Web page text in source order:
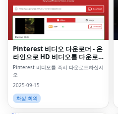
Pinterest 비디오 다운로더 - 온
라인으로 HD 비디오를 다운로
드하십시오
Pinterest 비디오를 즉시 다운로드하십시
오
2025-09-15
화상 회의